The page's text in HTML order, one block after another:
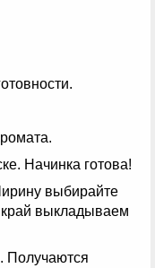
Начинка готова!
выбирайте
выкладываем
Получаются